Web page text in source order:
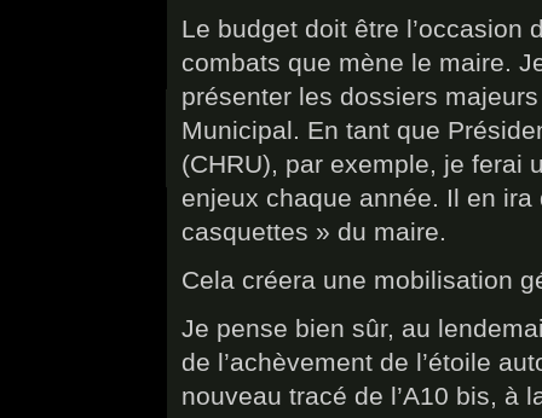
Le budget doit être l’occasion
combats que mène le maire.
présenter les dossiers
Municipal. En tant que
(CHRU), par exemple, je ferai
enjeux chaque année. Il en
casquettes » du maire.
Cela créera une mobilisation
Je pense bien sûr, au
de l’achèvement de l’étoile
nouveau tracé de l’A10 bis, à